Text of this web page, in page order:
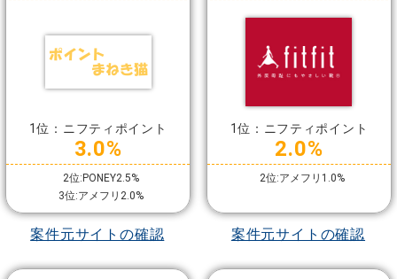
1位：ニフティポイント
3.0%
2位:PONEY2.5%
3位:アメフリ2.0%
案件元サイトの確認
1位：ニフティポイント
2.0%
2位:アメフリ1.0%
案件元サイトの確認